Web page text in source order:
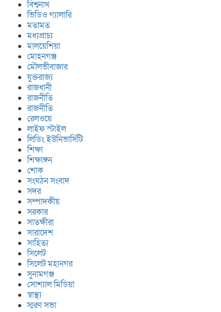
বিশ্বনাথ
ভিডিও গ্যালারি
মতামত
মধ্যপ্রাচ্য
মালয়েশিয়া
মোহনগঞ্জ
মৌলভীবাজার
যুক্তরাজ্য
রাজধানী
রাজনীতি
রাজনীতি
রেলওয়ে
লাইফ স্টাইল
লিডিং ইউনিভার্সিটি
শিক্ষা
শিক্ষাঙ্গন
শোক
সংঘঠন সংবাদ
সদর
সম্পাদকীয়
সরকার
সাতক্ষীরা
সারাদেশ
সাহিত্য
সিলেট
সিলেট মহানগর
সুনামগঞ্জ
সোশ্যাল মিডিয়া
স্বাস্থ্য
স্মরণ সভা